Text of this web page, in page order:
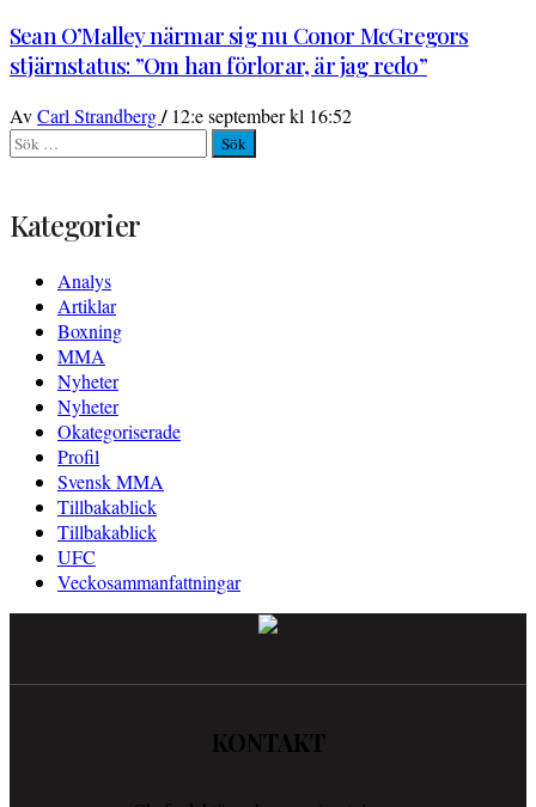
Sean O’Malley närmar sig nu Conor McGregors
stjärnstatus: ”Om han förlorar, är jag redo”
AvCarl Strandberg/ 12:e september kl 16:52
Sök
efter:
Kategorier
Analys
Artiklar
Boxning
MMA
Nyheter
Nyheter
Okategoriserade
Profil
Svensk MMA
Tillbakablick
Tillbakablick
UFC
Veckosammanfattningar
KONTAKT